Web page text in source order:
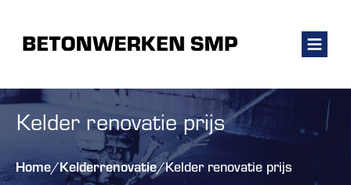
Kelder renovatie prijs
Home/Kelderrenovatie/Kelder renovatie prijs